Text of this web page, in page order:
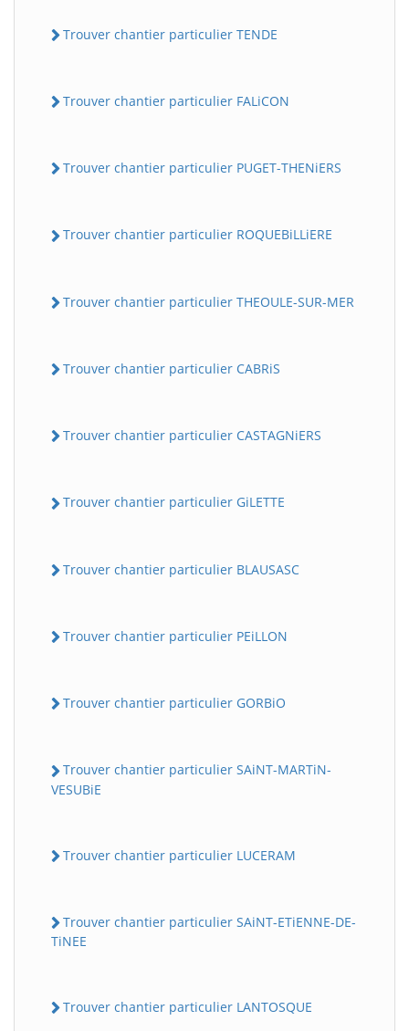
Trouver chantier particulier TENDE
Trouver chantier particulier FALiCON
Trouver chantier particulier PUGET-THENiERS
Trouver chantier particulier ROQUEBiLLiERE
Trouver chantier particulier THEOULE-SUR-MER
Trouver chantier particulier CABRiS
Trouver chantier particulier CASTAGNiERS
Trouver chantier particulier GiLETTE
Trouver chantier particulier BLAUSASC
Trouver chantier particulier PEiLLON
Trouver chantier particulier GORBiO
Trouver chantier particulier SAiNT-MARTiN-
VESUBiE
Trouver chantier particulier LUCERAM
Trouver chantier particulier SAiNT-ETiENNE-DE-
TiNEE
Trouver chantier particulier LANTOSQUE